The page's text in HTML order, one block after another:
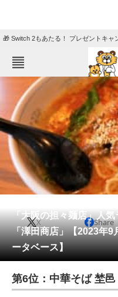
🎁 Switch 2もあたる！ プレゼントキャ
ねとらぼメニュー
TOP
エンタメ
グルメ
住まい
動物
会員記事
メディア
注目記事を集めた総合ペー
ITの今と未来を見通す
「大阪の担々麺店」人
「澤田商店」【2023年9
ータベース】
X Share
第6位：中華そば 埜邑